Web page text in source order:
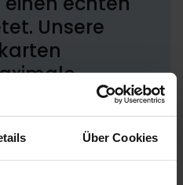
Über Cookies
Unsere
attraktiven
Alltag so